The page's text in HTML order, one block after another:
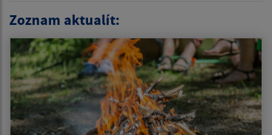
Zoznam aktualít: